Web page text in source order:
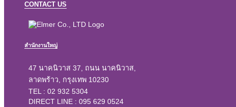
CONTACT US
สำนักงานใหญ่
47 นาคนิวาส 37, ถนน นาคนิวาส,
ลาดพร้าว, กรุงเทพ 10230
TEL : 02 932 5304
DIRECT LINE : 095 629 0524